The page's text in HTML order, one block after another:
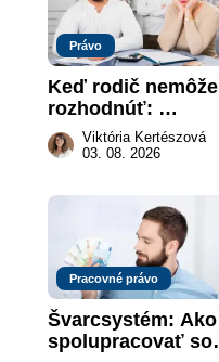
Právo
Keď rodič nemôže
rozhodnúť:
nahradenie prejavu
vôle súdom v
Viktória Kertészová
03. 08. 2026
Pracovné právo
Švarcsystém: Ako
spolupracovať so